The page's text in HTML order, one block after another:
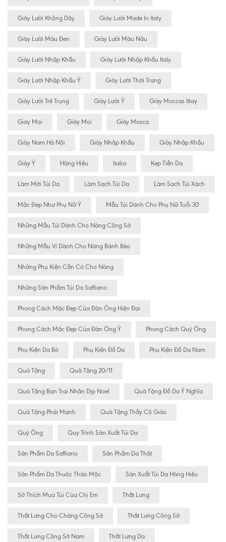
Giày Lười Không Dây Giày Lười Made In Italy
Giày Lười Màu Đen Giày Lười Màu Nâu
Giày Lười Nhập Khẩu Giày Lười Nhập Khẩu Italy
Giày Lười Nhập Khẩu Ý Giày Lười Thời Trang
Giày Lười Trẻ Trung Giày Lười Ý Giày Moccas Itlay
Giay Mọi Giày Mọi Giày Mosca
Giày Nam Hà Nội Giày Nhâp Khẩu Giày Nhập Khẩu
Giày Ý Hàng Hiệu Italia Kẹp Tiền Da
Làm Mới Túi Da Làm Sạch Túi Da Làm Sạch Túi Xách
Mặc Đẹp Như Phụ Nữ Ý Mẫu Túi Dành Cho Phụ Nữ Tuổi 30
Những Mẫu Túi Dành Cho Nàng Công Sở
Những Mẫu Ví Dành Cho Nàng Bánh Bèo
Những Phụ Kiện Cần Có Cho Nàng
Những Sản Phẩm Túi Da Saffiano
Phong Cách Mặc Đẹp Của Đàn Ông Hiện Đại
Phong Cách Mặc Đẹp Của Đàn Ông Ý Phong Cách Quý Ông
Phụ Kiện Da Bò Phụ Kiện Đồ Da Phụ Kiện Đồ Da Nam
Quà Tặng Quà Tặng 20/11
Quà Tặng Bạn Trai Nhân Dịp Noel Quà Tặng Đồ Da Ý Nghĩa
Quà Tặng Phái Mạnh Quà Tặng Thầy Cô Giáo
Quý Ông Quy Trình Sản Xuất Túi Da
Sản Phẩm Da Saffiano Sản Phẩm Da Thật
Sản Phẩm Da Thuộc Thảo Mộc Sản Xuất Túi Da Hàng Hiệu
Sở Thích Mua Túi Của Chị Em Thắt Lưng
Thắt Lưng Cho Chàng Công Sở Thắt Lưng Công Sở
Thắt Lưng Công Sở Nam Thắt Lưng Da